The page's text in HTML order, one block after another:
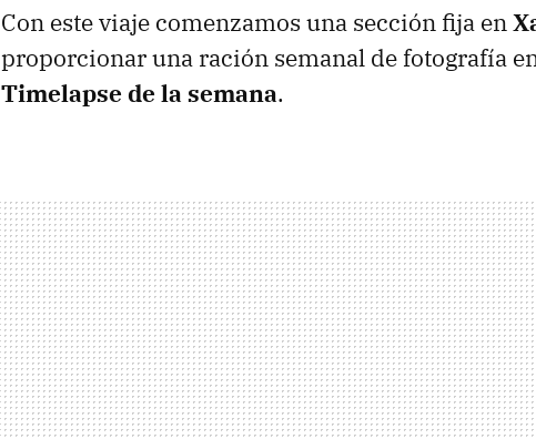
Con este viaje comenzamos una sección fija en
proporcionar una ración semanal de fotografía
Timelapse de la semana.